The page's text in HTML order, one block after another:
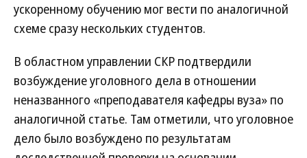
ускоренному обучению мог вести по аналогичной
схеме сразу нескольких студентов.
В областном управлении СКР подтвердили
возбуждение уголовного дела в отношении
неназванного «преподавателя кафедры вуза» по
аналогичной статье. Там отметили, что уголовное
дело было возбуждено по результатам